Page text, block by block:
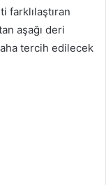
farklılaştıran
aşağı deri
tercih edilecek